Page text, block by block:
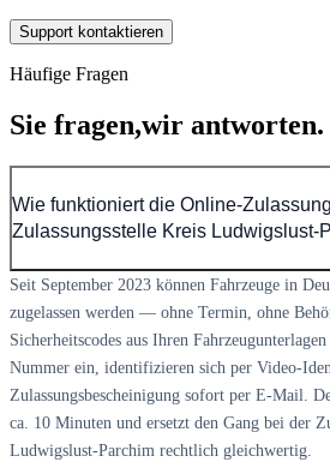
Support kontaktieren
Häufige Fragen
Sie fragen,wir antworten.
Wie funktioniert die Online-
Zulassungsstelle Kreis Ludwigslust-
Seit September 2023 können Fahrzeuge in
zugelassen werden — ohne Termin, ohne
Sicherheitscodes aus Ihren
Nummer ein, identifizieren sich per Video-
Zulassungsbescheinigung sofort per E-Mail.
ca. 10 Minuten und ersetzt den Gang bei der
Ludwigslust-Parchim rechtlich gleichwertig.